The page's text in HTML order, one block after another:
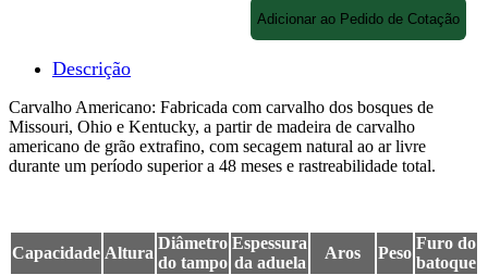
Adicionar ao Pedido de Cotação
Descrição
Carvalho Americano: Fabricada com carvalho dos bosques de
Missouri, Ohio e Kentucky, a partir de madeira de carvalho
americano de grão extrafino, com secagem natural ao ar livre
durante um período superior a 48 meses e rastreabilidade total.
Capacidade Altura
Diâmetro
do tampo
Espessura
da aduela
Aros Peso
Furo do
batoque